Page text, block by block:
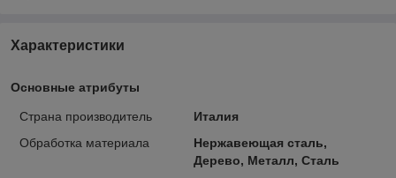
Характеристики
Основные атрибуты
Страна производитель
Италия
Обработка материала
Нержавеющая сталь,
Дерево, Металл, Сталь